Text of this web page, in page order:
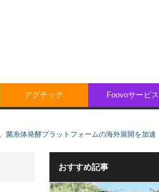
アグテック Foovoサービス
菌糸体発酵プラットフォームの海外展開を加速
おすすめ記事